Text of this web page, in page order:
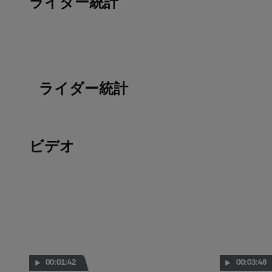
ライダー統計
ビデオ
00:01:42 00:03:48